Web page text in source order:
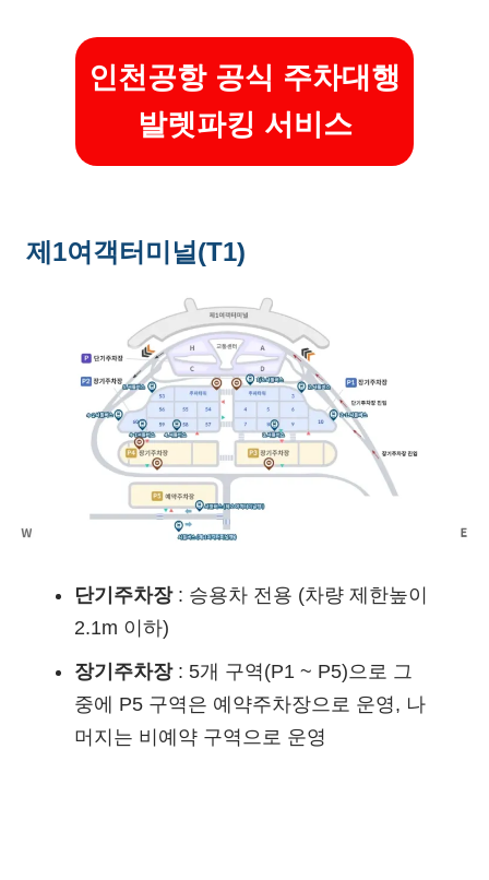
인천공항 공식 주차대행
발렛파킹 서비스
제1여객터미널(T1)
단기주차장: 승용차 전용 (차량 제한높이
2.1m 이하)
장기주차장: 5개 구역(P1 ~ P5)으로 그
중에 P5 구역은 예약주차장으로 운영, 나
머지는 비예약 구역으로 운영